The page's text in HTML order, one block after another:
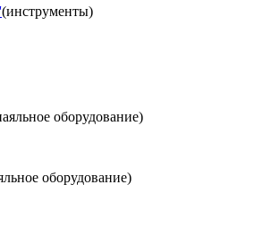
(инструменты)
оборудование)
оборудование)